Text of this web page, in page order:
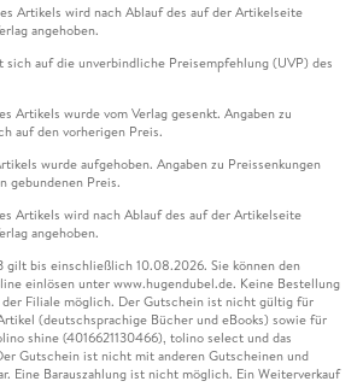
Artikels wird nach Ablauf des auf der Artikelseite
angehoben.
sich auf die unverbindliche Preisempfehlung (UVP) des
Artikels wurde vom Verlag gesenkt. Angaben zu
auf den vorherigen Preis.
wurde aufgehoben. Angaben zu Preissenkungen
gebundenen Preis.
Artikels wird nach Ablauf des auf der Artikelseite
angehoben.
gilt bis einschließlich 10.08.2026. Sie können den
einlösen unter www.hugendubel.de. Keine Bestellung
Filiale möglich. Der Gutschein ist nicht gültig für
(deutschsprachige Bücher und eBooks) sowie für
shine (4016621130466), tolino select und das
Gutschein ist nicht mit anderen Gutscheinen und
Eine Barauszahlung ist nicht möglich. Ein Weiterverkauf